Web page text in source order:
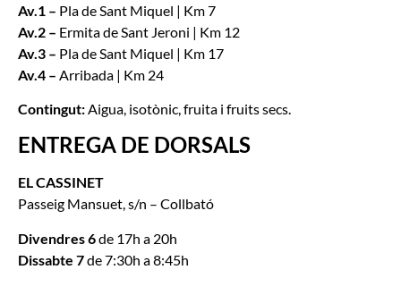
Av.1 – Pla de Sant Miquel | Km 7
Av.2 – Ermita de Sant Jeroni | Km 12
Av.3 – Pla de Sant Miquel | Km 17
Av.4 – Arribada | Km 24
Contingut:Aigua, isotònic, fruita i fruits secs.
ENTREGA DE DORSALS
EL CASSINET
Passeig Mansuet, s/n – Collbató
Divendres 6de 17h a 20h
Dissabte 7de 7:30h a 8:45h